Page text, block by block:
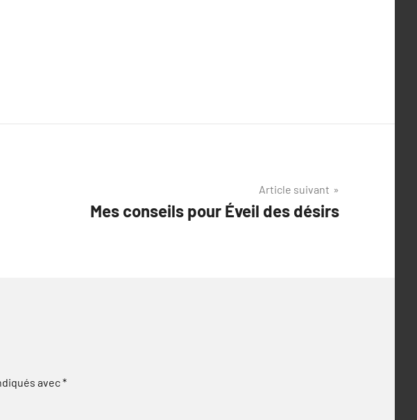
Article suivant
Mes conseils pour Éveil des désirs
avec*